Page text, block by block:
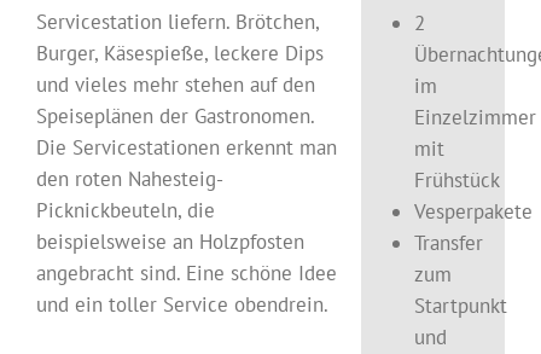
Servicestation liefern. Brötchen,
Burger, Käsespieße, leckere Dips
und vieles mehr stehen auf den
Speiseplänen der Gastronomen.
Die Servicestationen erkennt man
den roten Nahesteig-
Picknickbeuteln, die
beispielsweise an Holzpfosten
angebracht sind. Eine schöne Idee
und ein toller Service obendrein.
2
im
Einzelzimmer
mit
Frühstück
Vesperpakete
Transfer
zum
Startpunkt
und